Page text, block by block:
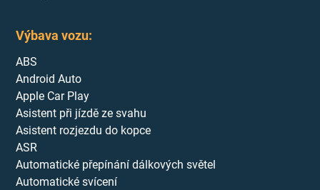
Výbava vozu:
ABS
Android Auto
Apple Car Play
Asistent při jízdě ze svahu
Asistent rozjezdu do kopce
ASR
Automatické přepínání dálkových světel
Automatické svícení